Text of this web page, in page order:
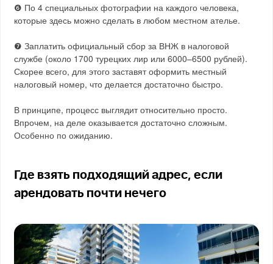
❻ По 4 специальных фотографии на каждого человека,
которые здесь можно сделать в любом местном ателье.
❼ Заплатить официальный сбор за ВНЖ в налоговой
службе (около 1700 турецких лир или 6000–6500 рублей).
Скорее всего, для этого заставят оформить местный
налоговый номер, что делается достаточно быстро.
В принципе, процесс выглядит относительно просто.
Впрочем, на деле оказывается достаточно сложным.
Особенно по ожиданию.
Где взять подходящий адрес, если
арендовать почти нечего